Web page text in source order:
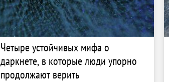
Четыре устойчивых мифа о
даркнете, в которые люди упорно
продолжают верить